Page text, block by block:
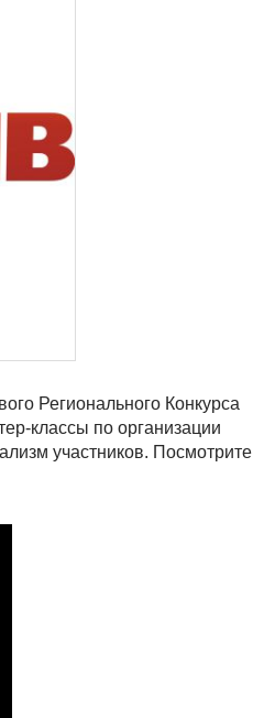
Регионального Конкурса
классы по организации
участников. Посмотрите